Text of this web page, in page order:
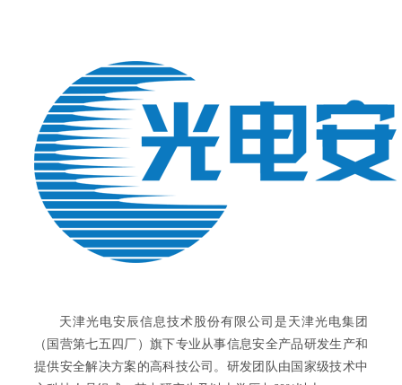
天津光电安辰信息技术股份有限公司是天津光电集团
（国营第七五四厂）旗下专业从事信息安全产品研发生产和
提供安全解决方案的高科技公司。研发团队由国家级技术中